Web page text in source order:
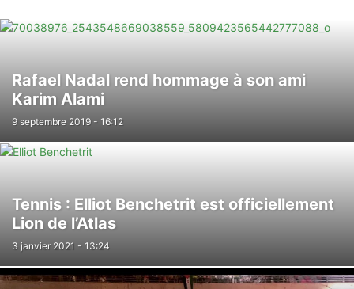
Rafael Nadal rend hommage à son ami
Karim Alami
9 septembre 2019 - 16:12
Tennis : Elliot Benchetrit est officiellement
Lion de l’Atlas
3 janvier 2021 - 13:24